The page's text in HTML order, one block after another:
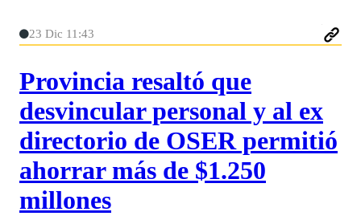
23 Dic 11:43
Provincia resaltó que
desvincular personal y al ex
directorio de OSER permitió
ahorrar más de $1.250
millones